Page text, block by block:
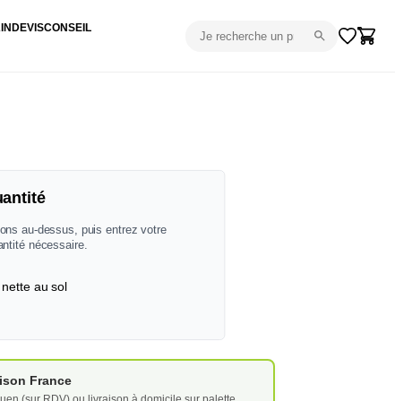
DEVISCONSEIL
au-dessus, puis entrez votre
nécessaire.
au sol
France